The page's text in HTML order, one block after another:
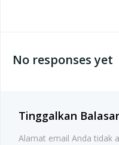
navigation
No responses yet
Tinggalkan
Alamat email Anda tidak